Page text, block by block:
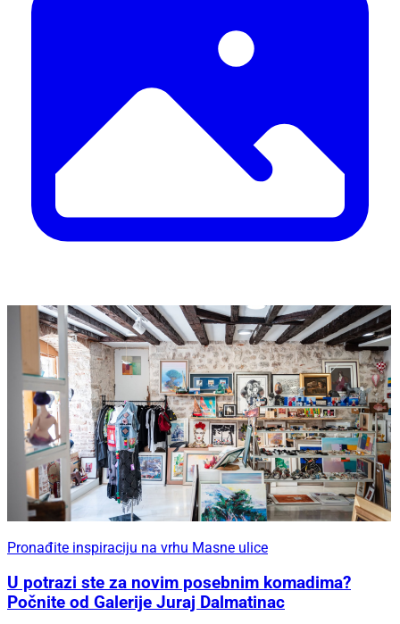
Pronađite inspiraciju na vrhu Masne ulice
U potrazi ste za novim posebnim komadima?
Počnite od Galerije Juraj Dalmatinac